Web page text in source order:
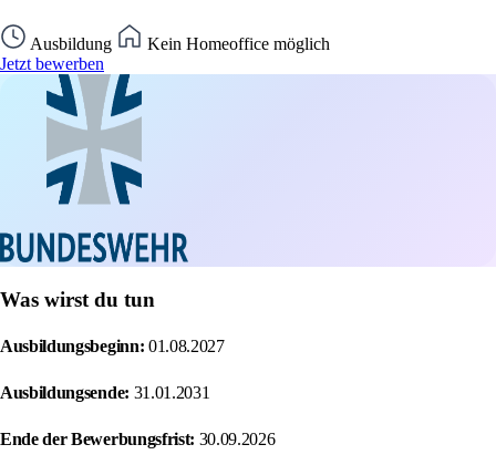
Ausbildung
Kein Homeoffice möglich
Jetzt bewerben
Was wirst du tun
Ausbildungsbeginn: 01.08.2027
Ausbildungsende: 31.01.2031
Ende der Bewerbungsfrist: 30.09.2026